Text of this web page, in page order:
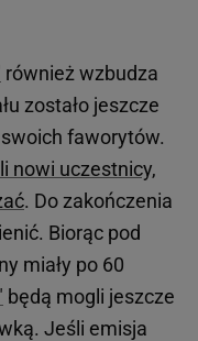
również wzbudza
zostało jeszcze
faworytów.
nowi uczestnicy,
. Do zakończenia
Biorąc pod
miały po 60
będą mogli jeszcze
Jeśli emisja